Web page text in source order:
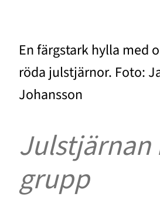
En färgstark hylla med
röda julstjärnor. Foto:
Johansson
Julstjärnan
grupp